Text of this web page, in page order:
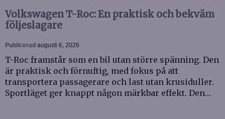
Volkswagen T-Roc: En praktisk och bekväm
följeslagare
Publicerad augusti 6, 2026
T-Roc framstår som en bil utan större spänning. Den
är praktisk och förnuftig, med fokus på att
transportera passagerare och last utan krusiduller.
Sportläget ger knappt någon märkbar effekt. Den…